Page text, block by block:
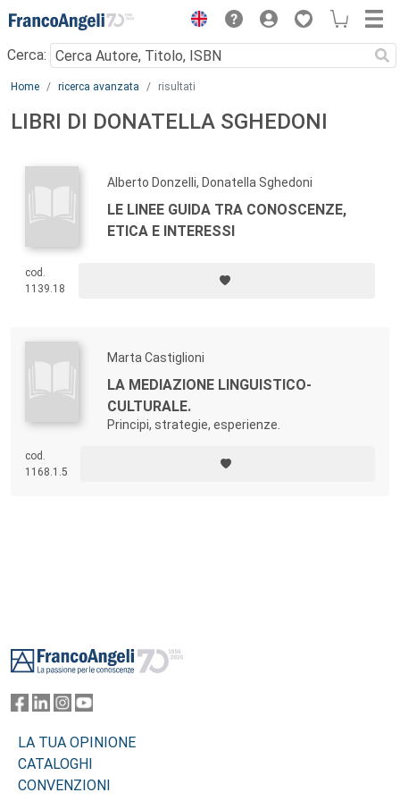
Menu
Cerca:
Main content
Home ricerca avanzata risultati
LIBRI DI DONATELLA SGHEDONI
Alberto Donzelli, Donatella Sghedoni
LE LINEE GUIDA TRA CONOSCENZE,
ETICA E INTERESSI
cod.
1139.18
Marta Castiglioni
LA MEDIAZIONE LINGUISTICO-
CULTURALE.
Principi, strategie, esperienze.
cod.
1168.1.5
LA TUA OPINIONE
CATALOGHI
CONVENZIONI